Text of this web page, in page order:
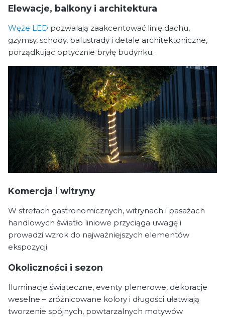
Elewacje, balkony i architektura
Węże LED pozwalają zaakcentować linię dachu,
gzymsy, schody, balustrady i detale architektoniczne,
porządkując optycznie bryłę budynku.
Komercja i witryny
W strefach gastronomicznych, witrynach i pasażach
handlowych światło liniowe przyciąga uwagę i
prowadzi wzrok do najważniejszych elementów
ekspozycji.
Okoliczności i sezon
Iluminacje świąteczne, eventy plenerowe, dekoracje
weselne – zróżnicowane kolory i długości ułatwiają
tworzenie spójnych, powtarzalnych motywów